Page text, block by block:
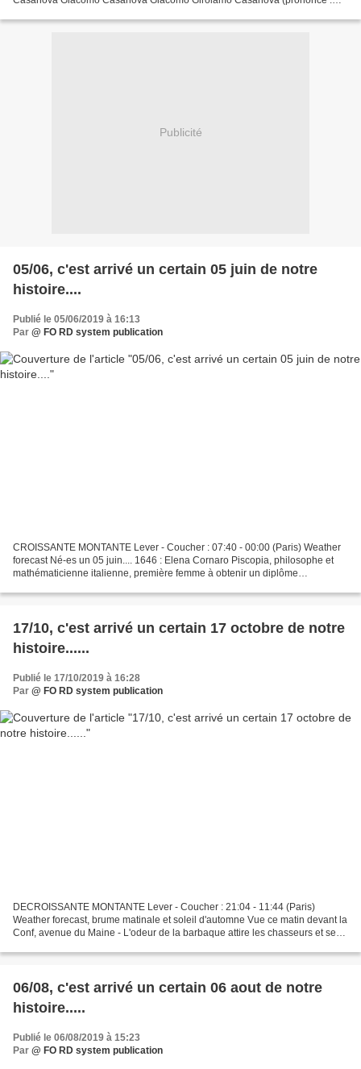
Publicité
05/06, c'est arrivé un certain 05 juin de notre
histoire....
Publié le 05/06/2019 à 16:13
Par @ FO RD system publication
CROISSANTE MONTANTE Lever - Coucher : 07:40 - 00:00 (Paris) Weather
forecast Né-es un 05 juin.... 1646 : Elena Cornaro Piscopia, philosophe et
mathématicienne italienne, première femme à obtenir un diplôme
17/10, c'est arrivé un certain 17 octobre de notre
histoire......
Publié le 17/10/2019 à 16:28
Par @ FO RD system publication
DECROISSANTE MONTANTE Lever - Coucher : 21:04 - 11:44 (Paris)
Weather forecast, brume matinale et soleil d'automne Vue ce matin devant la
Conf, avenue du Maine - L'odeur de la barbaque attire les chasseurs et ses
06/08, c'est arrivé un certain 06 aout de notre
histoire.....
Publié le 06/08/2019 à 15:23
Par @ FO RD system publication